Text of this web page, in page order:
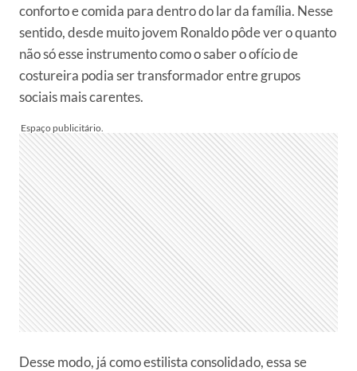
conforto e comida para dentro do lar da família. Nesse
sentido, desde muito jovem Ronaldo pôde ver o quanto
não só esse instrumento como o saber o ofício de
costureira podia ser transformador entre grupos
sociais mais carentes.
Desse modo, já como estilista consolidado, essa se